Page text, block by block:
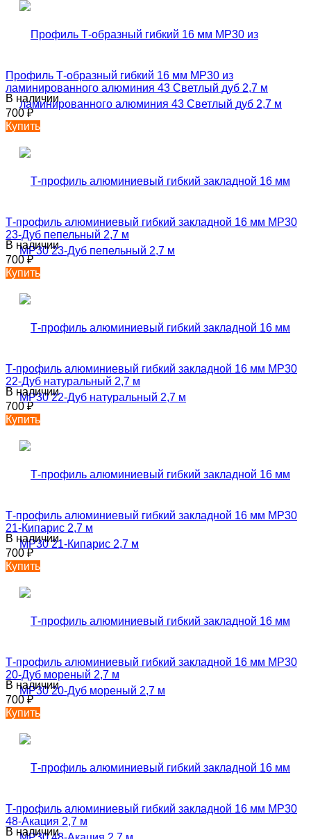
Профиль Т-образный гибкий 16 мм MP30 из
ламинированного алюминия 43 Светлый дуб 2,7 м
В наличии
700₽
Купить
Т-профиль алюминиевый гибкий закладной 16 мм MP30
23-Дуб пепельный 2,7 м
В наличии
700₽
Купить
Т-профиль алюминиевый гибкий закладной 16 мм MP30
22-Дуб натуральный 2,7 м
В наличии
700₽
Купить
Т-профиль алюминиевый гибкий закладной 16 мм MP30
21-Кипарис 2,7 м
В наличии
700₽
Купить
Т-профиль алюминиевый гибкий закладной 16 мм MP30
20-Дуб мореный 2,7 м
В наличии
700₽
Купить
Т-профиль алюминиевый гибкий закладной 16 мм MP30
48-Акация 2,7 м
В наличии